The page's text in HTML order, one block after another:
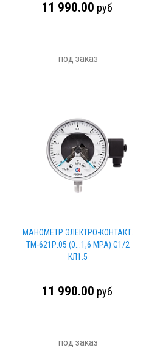
11 990.00 руб
под заказ
МАНОМЕТР ЭЛЕКТРО-КОНТАКТ.
ТМ-621Р.05 (0...1,6 МРА) G1/2
КЛ1.5
11 990.00 руб
под заказ